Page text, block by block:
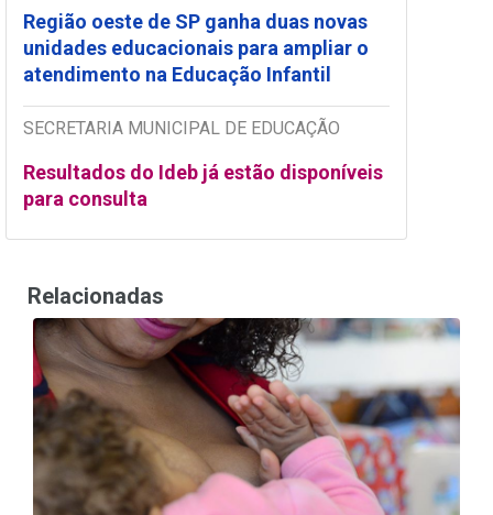
Região oeste de SP ganha duas novas
unidades educacionais para ampliar o
atendimento na Educação Infantil
SECRETARIA MUNICIPAL DE EDUCAÇÃO
Resultados do Ideb já estão disponíveis
para consulta
Relacionadas